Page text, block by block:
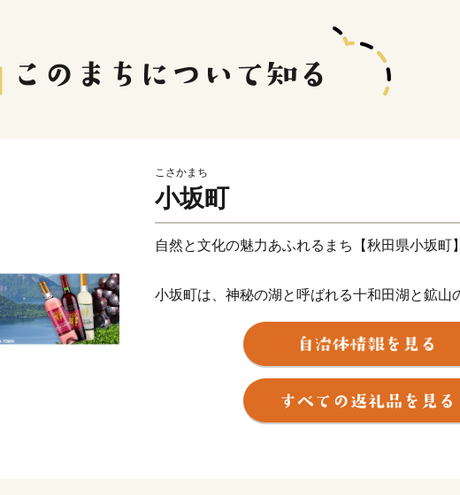
こさかまち
小坂町
自然と文化の魅力あふれるまち【秋田県小坂町】
小坂町は、神秘の湖と呼ばれる十和田湖と鉱山
化産業遺産の建物群が彩る、自然と文化の魅力
十和田湖をはじめ、自然と共生する豊かな環境
の近代化産業遺産が現在のまちに共有財産とし